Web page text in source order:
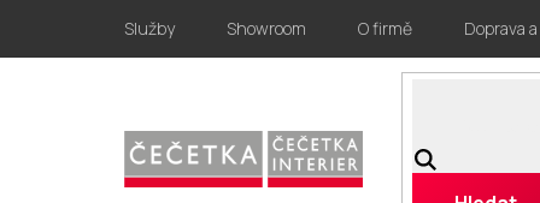
obsah
Služby Showroom O firmě Doprava